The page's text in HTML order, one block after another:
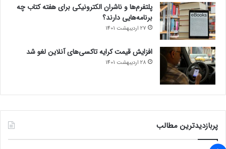
پلتفرم‌ها و ناشران الکترونیکی برای هفته کتاب چه
برنامه‌هایی دارند؟
27 اردیبهشت 1401
افزایش قیمت کرایه تاکسی‌های آنلاین لغو شد
28 اردیبهشت 1401
پربازدیدترین مطالب